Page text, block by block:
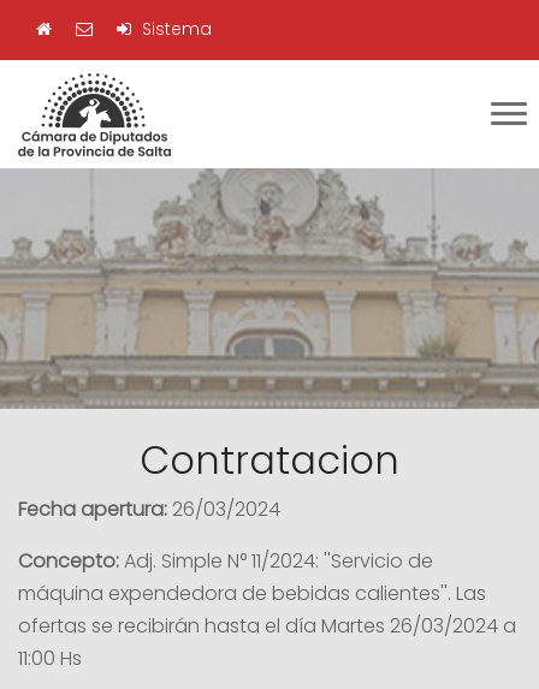
Sistema
Contratacion
Fecha apertura: 26/03/2024
Concepto:Adj. Simple N° 11/2024: ''Servicio de
máquina expendedora de bebidas calientes''. Las
ofertas se recibirán hasta el día Martes 26/03/2024 a
11:00 Hs